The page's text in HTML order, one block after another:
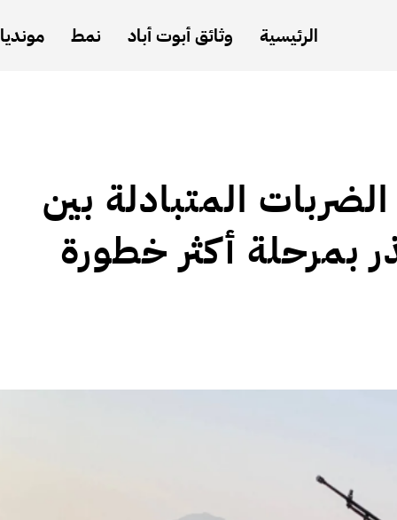
الرئيسية وثائق أبوت أباد نمط
المتبادلة بين
بمرحلة أكثر خطورة